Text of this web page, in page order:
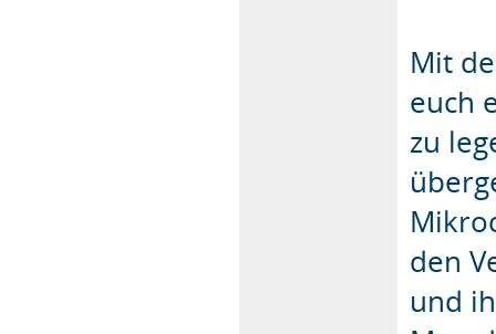
Mit
euch
zu
den
und